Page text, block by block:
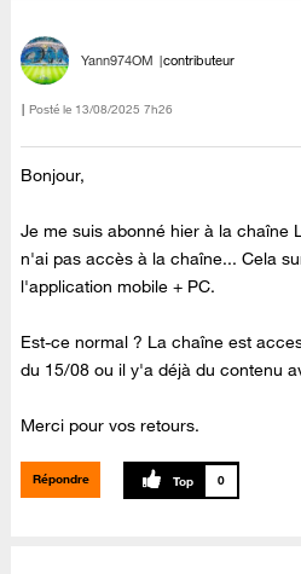
Yann974OM contributeur
Posté le ‎13/08/2025 7h26
Bonjour,
Je me suis abonné hier à la chaîne
n'ai pas accès à la chaîne... Cela
l'application mobile + PC.
Est-ce normal ? La chaîne est
du 15/08 ou il y'a déjà du contenu
Merci pour vos retours.
Répondre 0